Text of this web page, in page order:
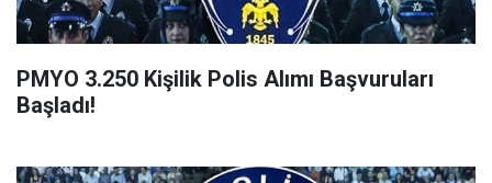
PMYO 3.250 Kişilik Polis Alımı Başvuruları
Başladı!